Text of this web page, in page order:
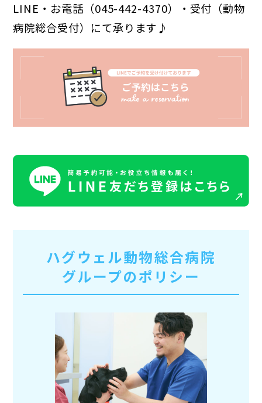
LINE・お電話（045-442-4370）・受付（動物
病院総合受付）にて承ります♪
ハグウェル動物総合病院
グループのポリシー